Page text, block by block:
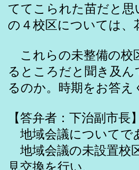
ててこられた苗だと
の４校区については
これらの未整備の校
るところだと聞き及
るのか。時期をお答え
【答弁者：下治副市長】
地域会議についてで
地域会議の未設置校
見交換を行い、